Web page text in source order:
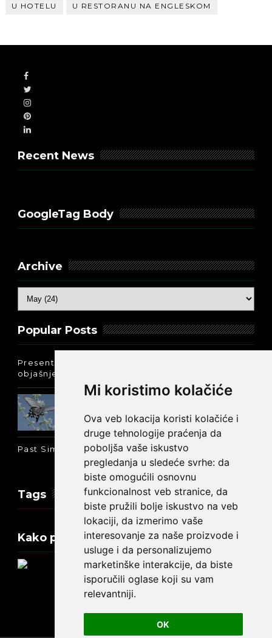
Mi koristimo kolačiće
Ova veb lokacija koristi kolačiće i
druge tehnologije praćenja da
poboljša vaše iskustvo
pregledanja u sledeće svrhe: da
biste omogućili osnovnu
funkcionalnost veb stranice, da
biste pružili bolje iskustvo na veb
lokaciji, da izmerimo vaše
interesovanje za naše proizvode i
usluge i da personalizujemo
marketinške interakcije, da biste
isporučili oglase koji su vam
relevantniji.
OK
U HOTELU U RESTORANU NA ENGLESKOM
Recent News
GoogleTag Body
Archive
Popular Posts
Present Perfect Simple - najjednostavnije
objašnjenje :-)
Past Simple i Past Continuous - razlika
Tags
Kako promeniti tekst na engleskom?
Update cookies preferences